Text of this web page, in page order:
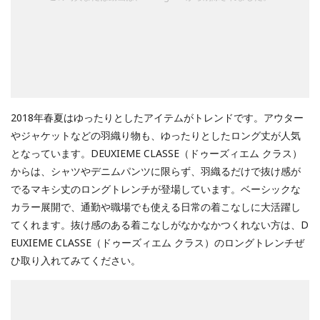
2018年春夏はゆったりとしたアイテムがトレンドです。アウター
やジャケットなどの羽織り物も、ゆったりとしたロング丈が人気
となっています。DEUXIEME CLASSE（ドゥーズィエム クラス）
からは、シャツやデニムパンツに限らず、羽織るだけで抜け感が
でるマキシ丈のロングトレンチが登場しています。ベーシックな
カラー展開で、通勤や職場でも使える日常の着こなしに大活躍し
てくれます。抜け感のある着こなしがなかなかつくれない方は、D
EUXIEME CLASSE（ドゥーズィエム クラス）のロングトレンチぜ
ひ取り入れてみてください。